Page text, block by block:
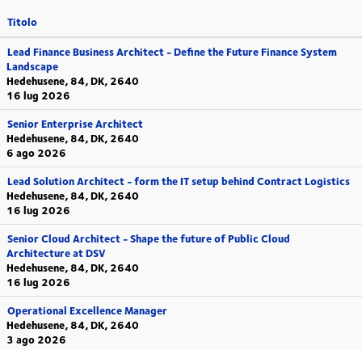
Titolo
Lead Finance Business Architect - Define the Future Finance System
Landscape
Hedehusene, 84, DK, 2640
16 lug 2026
Senior Enterprise Architect
Hedehusene, 84, DK, 2640
6 ago 2026
Lead Solution Architect - form the IT setup behind Contract Logistics
Hedehusene, 84, DK, 2640
16 lug 2026
Senior Cloud Architect - Shape the future of Public Cloud
Architecture at DSV
Hedehusene, 84, DK, 2640
16 lug 2026
Operational Excellence Manager
Hedehusene, 84, DK, 2640
3 ago 2026